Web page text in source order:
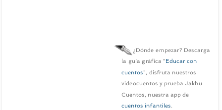
¿Dónde empezar? Descarga
la guía gráfica "Educar con
cuentos", disfruta nuestros
videocuentos y prueba Jakhu
Cuentos, nuestra app de
cuentos infantiles.